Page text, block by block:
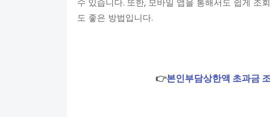
수 있습니다. 또한, 모바일 앱을 통해서도 쉽게 조
도 좋은 방법입니다.
👉본인부담상한액 초과금